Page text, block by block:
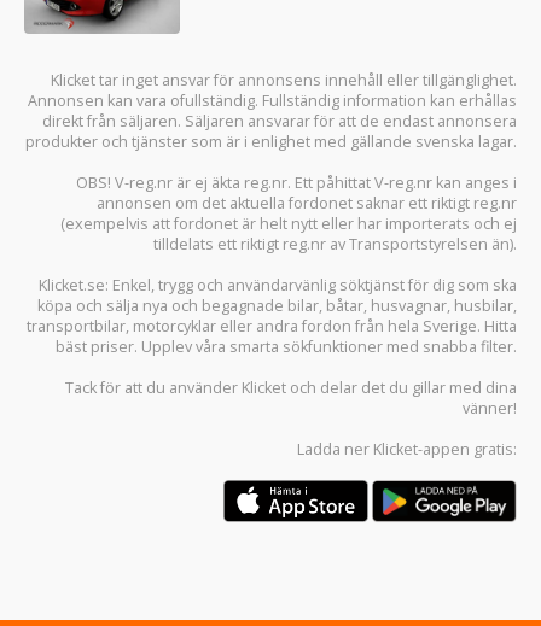
Klicket tar inget ansvar för annonsens innehåll eller tillgänglighet.
Annonsen kan vara ofullständig. Fullständig information kan erhållas
direkt från säljaren. Säljaren ansvarar för att de endast annonsera
produkter och tjänster som är i enlighet med gällande svenska lagar.
OBS! V-reg.nr är ej äkta reg.nr. Ett påhittat V-reg.nr kan anges i
annonsen om det aktuella fordonet saknar ett riktigt reg.nr
(exempelvis att fordonet är helt nytt eller har importerats och ej
tilldelats ett riktigt reg.nr av Transportstyrelsen än).
Klicket.se: Enkel, trygg och användarvänlig söktjänst för dig som ska
köpa och sälja nya och begagnade bilar, båtar, husvagnar, husbilar,
transportbilar, motorcyklar eller andra fordon från hela Sverige. Hitta
bäst priser. Upplev våra smarta sökfunktioner med snabba filter.
Tack för att du använder Klicket och delar det du gillar med dina
vänner!
Ladda ner Klicket-appen gratis: